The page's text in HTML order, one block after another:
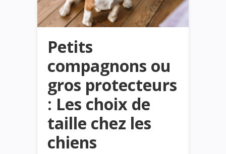
Petits
compagnons ou
gros protecteurs
: Les choix de
taille chez les
chiens